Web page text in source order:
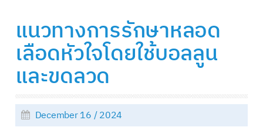
แนวทางการรักษาหลอด
เลือดหัวใจโดยใช้บอลลูน
และขดลวด
December 16 / 2024